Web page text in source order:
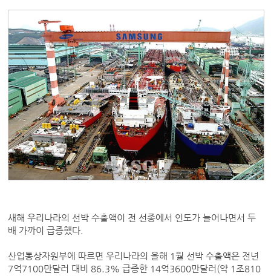
새해 우리나라의 선박 수출액이 전 선종에서 인도가 늘어나면서 두
배 가까이 급증했다.
산업통상자원부에 따르면 우리나라의 올해 1월 선박 수출액은 전년
7억7100만달러 대비 86.3% 급증한 14억3600만달러(약 1조810